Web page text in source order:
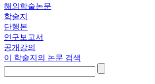
해외학술논문
학술지
단행본
연구보고서
공개강의
이 학술지의 논문 검색